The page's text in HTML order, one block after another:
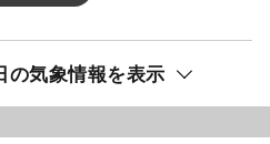
の気象情報を表示